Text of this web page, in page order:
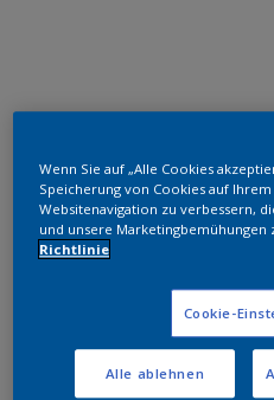
RAL 1015
ND051F
Muster
Bestellen Sie
Wenn Sie auf „Alle Cookies
Speicherung von Cookies auf
Websitenavigation zu verbessern,
und unsere Marketingbemühungen
Richtlinie
Cookie-
Alle ablehnen